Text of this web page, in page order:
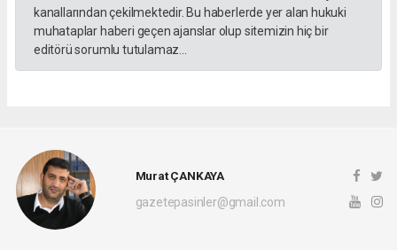
kanallarından çekilmektedir. Bu haberlerde yer alan hukuki
muhataplar haberi geçen ajanslar olup sitemizin hiç bir
editörü sorumlu tutulamaz...
Murat ÇANKAYA
gazetepasinler@gmail.com